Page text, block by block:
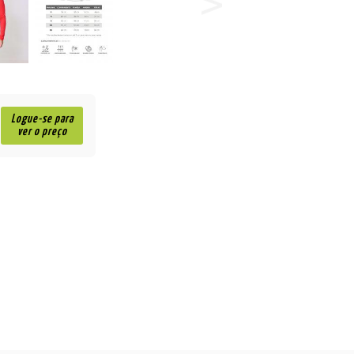
Logue-se para
ver o preço